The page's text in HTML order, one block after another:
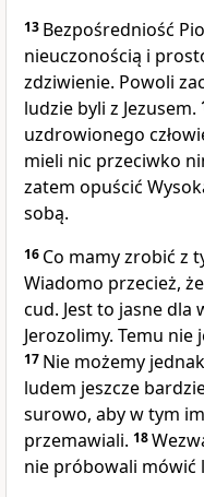
13 Bezpośredniość
nieuczonością i
zdziwienie. Powoli
ludzie byli z Jezusem.
uzdrowionego
mieli nic przeciwko
zatem opuścić
sobą.
16 Co mamy zrobić z
Wiadomo przecież,
cud. Jest to jasne dla
Jerozolimy. Temu nie
17 Nie możemy
ludem jeszcze
surowo, aby w tym
przemawiali. 18
nie próbowali mówić